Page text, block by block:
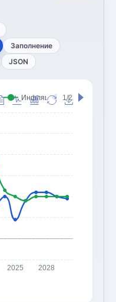
Заполнение
JSON
2025 2028
Инфляция (CPI,
1/2